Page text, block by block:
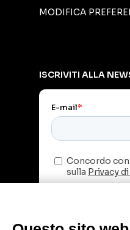
MODIFICA
ISCRIVITI ALLA